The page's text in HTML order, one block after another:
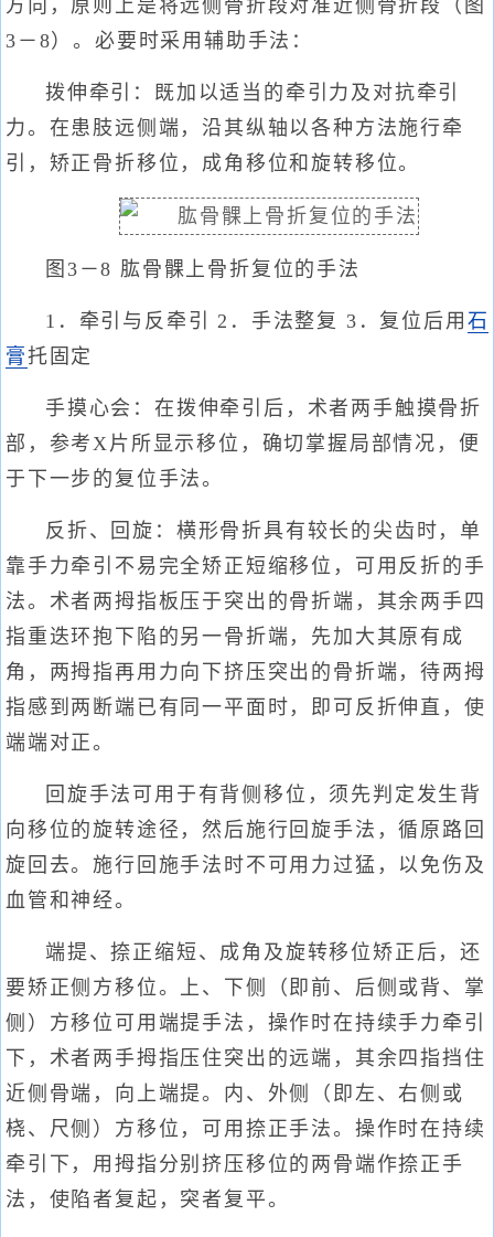
方向，原则上是将远侧骨折段对准近侧骨折段（图
3－8）。必要时采用辅助手法：
拨伸牵引：既加以适当的牵引力及对抗牵引
力。在患肢远侧端，沿其纵轴以各种方法施行牵
引，矫正骨折移位，成角移位和旋转移位。
图3－8 肱骨髁上骨折复位的手法
1．牵引与反牵引 2．手法整复 3．复位后用 石
膏托固定
手摸心会：在拨伸牵引后，术者两手触摸骨折
部，参考X片所显示移位，确切掌握局部情况，便
于下一步的复位手法。
反折、回旋：横形骨折具有较长的尖齿时，单
靠手力牵引不易完全矫正短缩移位，可用反折的手
法。术者两拇指板压于突出的骨折端，其余两手四
指重迭环抱下陷的另一骨折端，先加大其原有成
角，两拇指再用力向下挤压突出的骨折端，待两拇
指感到两断端已有同一平面时，即可反折伸直，使
端端对正。
回旋手法可用于有背侧移位，须先判定发生背
向移位的旋转途径，然后施行回旋手法，循原路回
旋回去。施行回施手法时不可用力过猛，以免伤及
血管和神经。
端提、捺正缩短、成角及旋转移位矫正后，还
要矫正侧方移位。上、下侧（即前、后侧或背、掌
侧）方移位可用端提手法，操作时在持续手力牵引
下，术者两手拇指压住突出的远端，其余四指挡住
近侧骨端，向上端提。内、外侧（即左、右侧或
桡、尺侧）方移位，可用捺正手法。操作时在持续
牵引下，用拇指分别挤压移位的两骨端作捺正手
法，使陷者复起，突者复平。